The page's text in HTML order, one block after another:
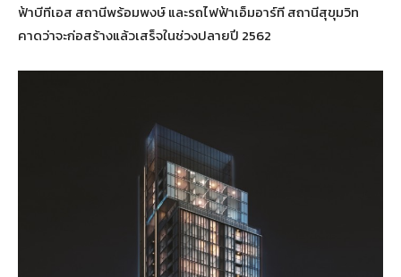
ฟ้าบีทีเอส สถานีพร้อมพงษ์ และรถไฟฟ้าเอ็มอาร์ที สถานีสุขุมวิท
คาดว่าจะก่อสร้างแล้วเสร็จในช่วงปลายปี 2562